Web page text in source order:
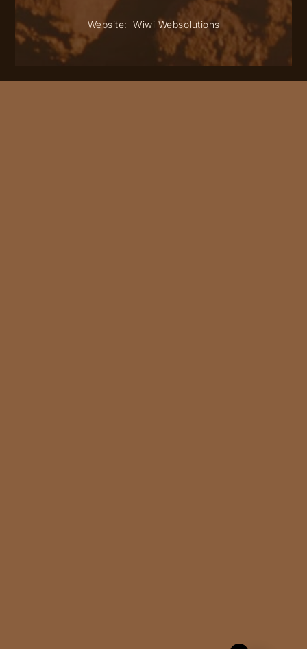
Website: Wiwi Websolutions